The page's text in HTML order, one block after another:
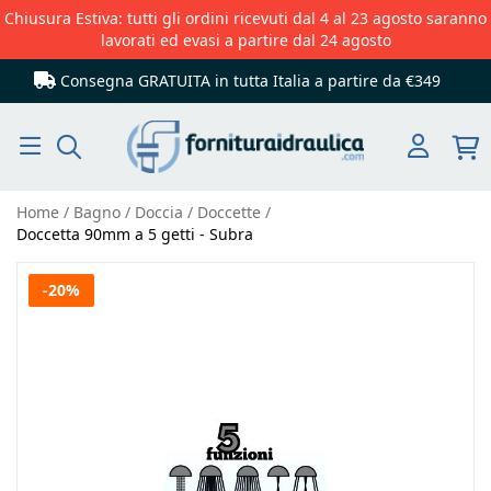
Chiusura Estiva: tutti gli ordini ricevuti dal 4 al 23 agosto saranno
lavorati ed evasi a partire dal 24 agosto
Consegna GRATUITA in tutta Italia a partire da €349
Home Bagno Doccia
Doccette
Doccetta 90mm a 5 getti - Subra
Vai
-20%